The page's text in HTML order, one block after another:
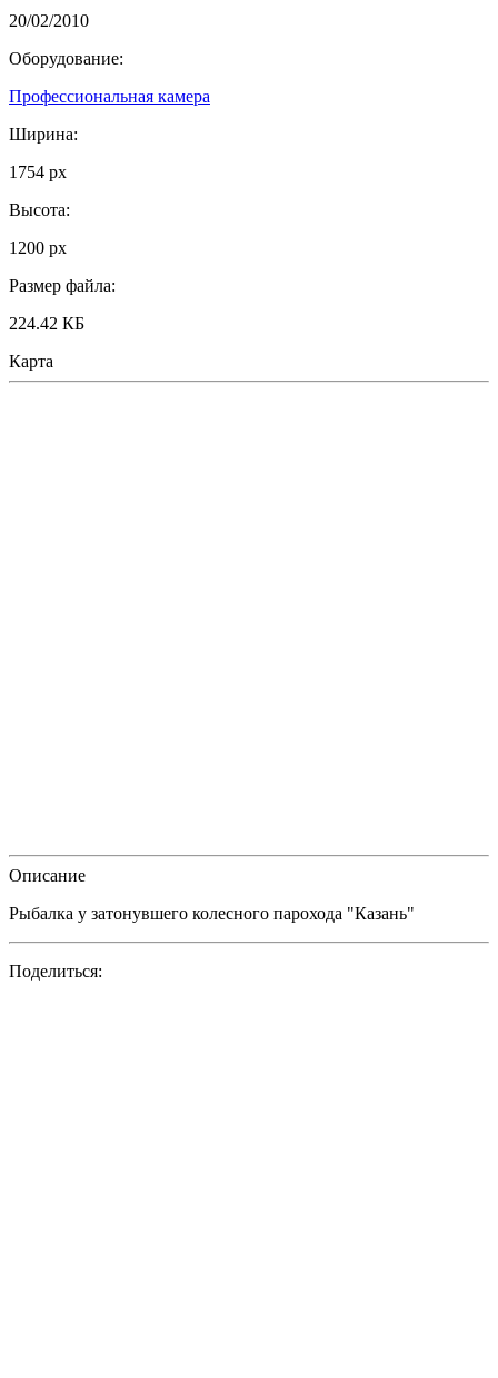
20/02/2010
Оборудование:
Профессиональная камера
Ширина:
1754 px
Высота:
1200 px
Размер файла:
224.42 КБ
Карта
Описание
Рыбалка у затонувшего колесного парохода "Казань"
Поделиться: